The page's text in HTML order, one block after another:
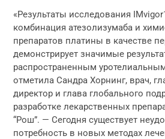
«Результаты исследования
комбинация атезолизумаба и
препаратов платины в качестве
демонстрирует значимые
распространенным
отметила Сандра Хорнинг, врач,
директор и глава глобального
разработке лекарственных
“Рош”. — Сегодня существует
потребность в новых методах